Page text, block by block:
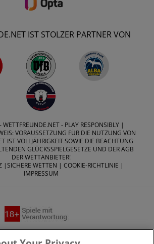
IST STOLZER PARTNER VON
WETTFREUNDE.NET- PLAY RESPONSIBLY |
VORAUSSETZUNG FÜR DIE NUTZUNG VON
IST VOLLJÄHRIGKEIT SOWIE DIE BEACHTUNG
GLÜCKSSPIELGESETZE UND DER AGB
DER WETTANBIETER!
|SICHERE WETTEN | COOKIE-RICHTLINIE |
IMPRESSUM